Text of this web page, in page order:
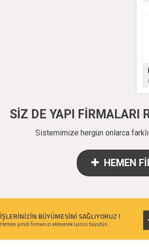
SİZ DE YAPI FİRMALARI
Sistemimize hergün onlarca
HEMEN
İŞLERİNİZİN BÜYÜMESİNİ SAĞLIYORUZ !
Hemen şimdi firmanızı ekleyerek işinizi büyütün...